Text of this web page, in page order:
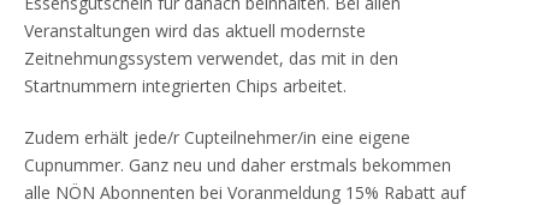
Veranstaltungen wird das aktuell modernste
Zeitnehmungssystem verwendet, das mit in den
Startnummern integrierten Chips arbeitet.
Zudem erhält jede/r Cupteilnehmer/in eine eigene
Cupnummer. Ganz neu und daher erstmals bekommen
alle NÖN Abonnenten bei Voranmeldung 15% Rabatt auf